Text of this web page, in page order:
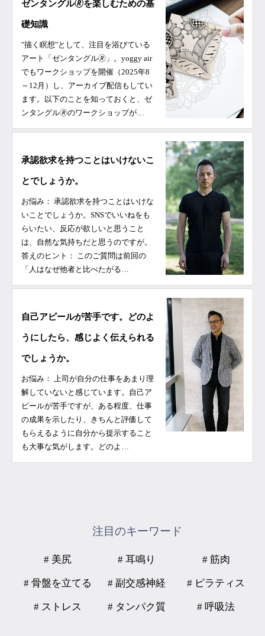
ゼンタングル🄬を楽しむための基
礎知識
"描く瞑想"として、注目を浴びている
アート「ゼンタングル🄬」。yoggy air
でもワークショップを開催（2025年8
～12月）し、アーカイブ配信もしてい
ます。以下のことを知っておくと、ゼ
ンタングル🄬のワークショップが…
承認欲求を持つことはいけないこ
とでしょうか。
お悩み： 承認欲求を持つことはいけな
いことでしょうか。SNSでいいねをも
らいたい、反応が欲しいと思うこと
は、自然な気持ちだと思うのですが。
答えのヒント： このご質問は前回の
「人はなぜ他者と比べたがる…
自己アピールが苦手です。どのよ
うにしたら、感じよく伝えられる
でしょうか。
お悩み： 上司が自分の仕事をあまり理
解していないと感じています。自己ア
ピールが苦手ですが、ある程度、仕事
の成果を示したり、きちんと評価して
もらえるように自分から提示すること
も大事な気がします。どのよ…
注目のキーワード
# 美尻 # 耳鳴り # 筋肉
# 骨盤を立てる # 副交感神経 # ピラティス
# ストレス # タンパク質 # 呼吸法